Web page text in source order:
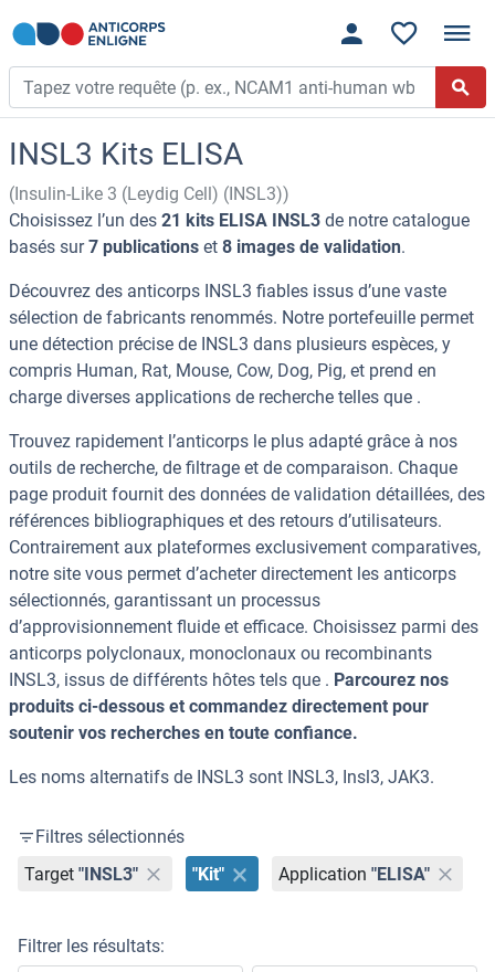
INSL3 Kits ELISA
(Insulin-Like 3 (Leydig Cell) (INSL3))
Choisissez l’un des 21 kits ELISA INSL3 de notre catalogue
basés sur7 publications et 8 images de validation.
Découvrez des anticorps INSL3 fiables issus d’une vaste
sélection de fabricants renommés. Notre portefeuille permet
une détection précise de INSL3 dans plusieurs espèces, y
compris Human, Rat, Mouse, Cow, Dog, Pig, et prend en
charge diverses applications de recherche telles que .
Trouvez rapidement l’anticorps le plus adapté grâce à nos
outils de recherche, de filtrage et de comparaison. Chaque
page produit fournit des données de validation détaillées, des
références bibliographiques et des retours d’utilisateurs.
Contrairement aux plateformes exclusivement comparatives,
notre site vous permet d’acheter directement les anticorps
sélectionnés, garantissant un processus
d’approvisionnement fluide et efficace. Choisissez parmi des
anticorps polyclonaux, monoclonaux ou recombinants
INSL3, issus de différents hôtes tels que . Parcourez nos
produits ci-dessous et commandez directement pour
soutenir vos recherches en toute confiance.
Les noms alternatifs de INSL3 sont INSL3, Insl3, JAK3.
Filtres sélectionnés
Target "INSL3" "Kit" Application "ELISA"
Filtrer les résultats: